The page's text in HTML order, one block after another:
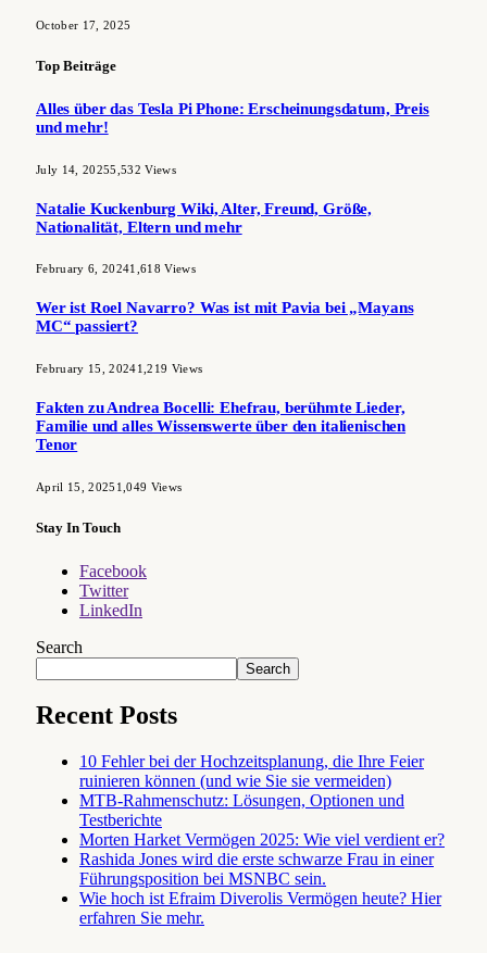
October 17, 2025
Top Beiträge
Alles über das Tesla Pi Phone: Erscheinungsdatum, Preis
und mehr!
July 14, 20255,532Views
Natalie Kuckenburg Wiki, Alter, Freund, Größe,
Nationalität, Eltern und mehr
February 6, 20241,618Views
Wer ist Roel Navarro? Was ist mit Pavia bei „Mayans
MC“ passiert?
February 15, 20241,219 Views
Fakten zu Andrea Bocelli: Ehefrau, berühmte Lieder,
Familie und alles Wissenswerte über den italienischen
Tenor
April 15, 2025 1,049 Views
Stay In Touch
Facebook
Twitter
LinkedIn
Search
Search
Recent Posts
10 Fehler bei der Hochzeitsplanung, die Ihre Feier
ruinieren können (und wie Sie sie vermeiden)
MTB-Rahmenschutz: Lösungen, Optionen und
Testberichte
Morten Harket Vermögen 2025: Wie viel verdient er?
Rashida Jones wird die erste schwarze Frau in einer
Führungsposition bei MSNBC sein.
Wie hoch ist Efraim Diverolis Vermögen heute? Hier
erfahren Sie mehr.